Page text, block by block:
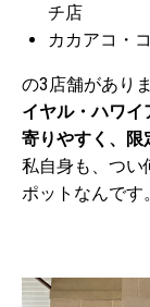
チ店
カカアコ・
の3店舗があり
イヤル・ハワ
寄りやすく、限
私自身も、つい
ポットなんです。